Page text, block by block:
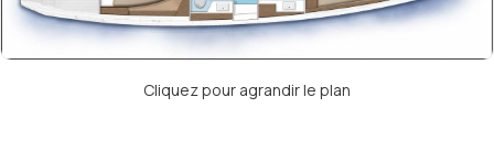
Cliquez pour agrandir le plan